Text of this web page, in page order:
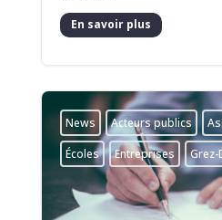
En savoir plus
News Acteurs publics
Écoles
Entreprises Grez-